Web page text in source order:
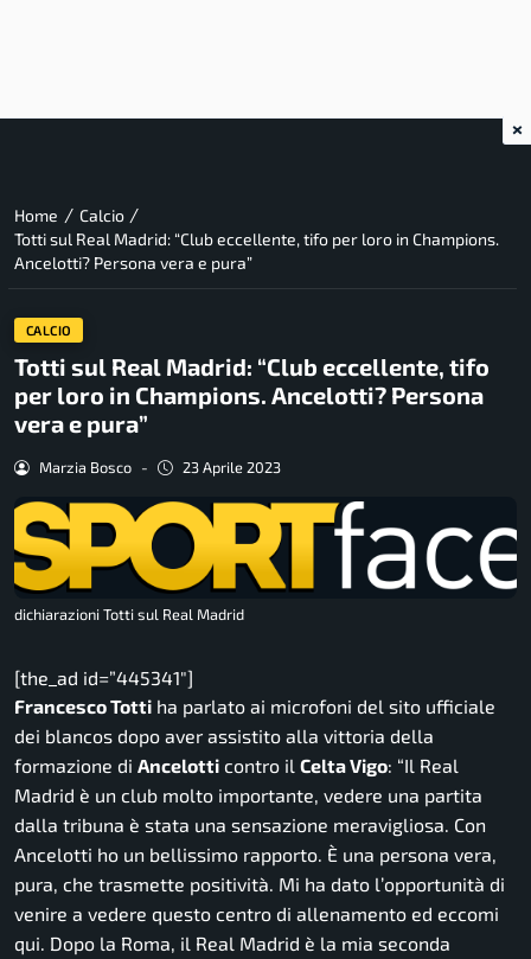
Home / Calcio /
Totti sul Real Madrid: “Club eccellente, tifo per loro in Champions.
Ancelotti? Persona vera e pura”
CALCIO
Totti sul Real Madrid: “Club eccellente, tifo
per loro in Champions. Ancelotti? Persona
vera e pura”
Marzia Bosco - 23 Aprile 2023
dichiarazioni Totti sul Real Madrid
[the_ad id=”445341″]
Francesco Totti ha parlato ai microfoni del sito ufficiale
dei blancos dopo aver assistito alla vittoria della
formazione di Ancelotti contro il Celta Vigo: “Il Real
Madrid è un club molto importante, vedere una partita
dalla tribuna è stata una sensazione meravigliosa. Con
Ancelotti ho un bellissimo rapporto. È una persona vera,
pura, che trasmette positività. Mi ha dato l’opportunità di
venire a vedere questo centro di allenamento ed eccomi
qui. Dopo la Roma, il Real Madrid è la mia seconda
×